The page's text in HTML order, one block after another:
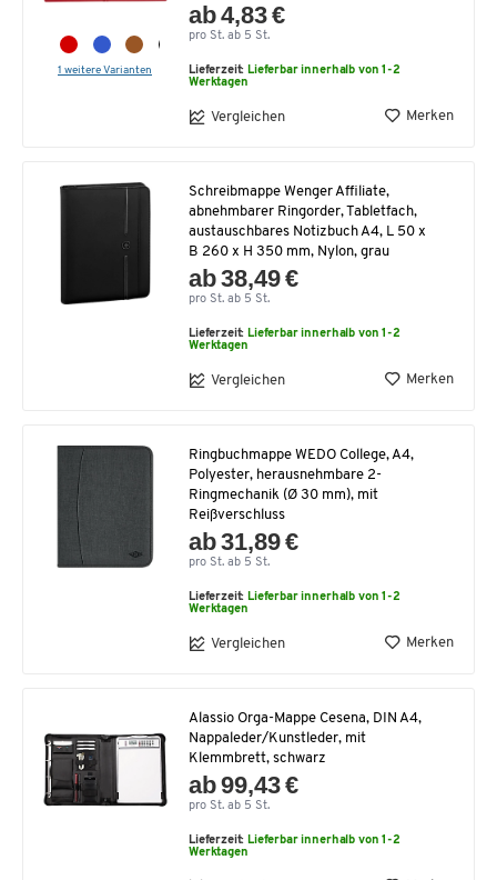
1 weitere Varianten
ab 4,83 €
pro St. ab 5 St.
Lieferzeit: Lieferbar innerhalb von 1-2
Werktagen
Vergleichen Merken
Schreibmappe Wenger Affiliate,
abnehmbarer Ringorder, Tabletfach,
austauschbares Notizbuch A4, L 50 x
B 260 x H 350 mm, Nylon, grau
ab 38,49 €
pro St. ab 5 St.
Lieferzeit: Lieferbar innerhalb von 1-2
Werktagen
Vergleichen Merken
Ringbuchmappe WEDO College, A4,
Polyester, herausnehmbare 2-
Ringmechanik (Ø 30 mm), mit
Reißverschluss
ab 31,89 €
pro St. ab 5 St.
Lieferzeit: Lieferbar innerhalb von 1-2
Werktagen
Vergleichen Merken
Alassio Orga-Mappe Cesena, DIN A4,
Nappaleder/Kunstleder, mit
Klemmbrett, schwarz
ab 99,43 €
pro St. ab 5 St.
Lieferzeit: Lieferbar innerhalb von 1-2
Werktagen